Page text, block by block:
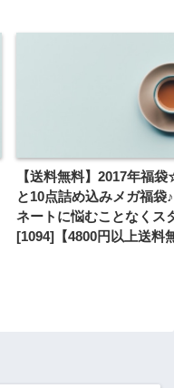
【送料無料】2017年福
と10点詰め込みメガ福袋
ネートに悩むことなくス
[1094]【4800円以上送料